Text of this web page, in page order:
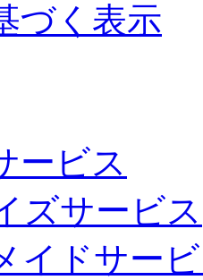
づく表示
ービス
ズサービス
イドサー